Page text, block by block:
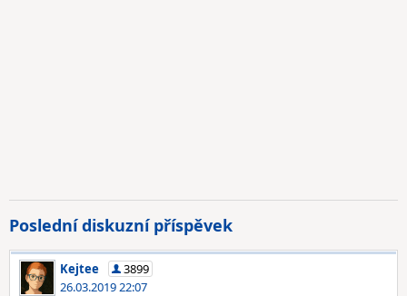
Poslední diskuzní příspěvek
Kejtee
3899
26.03.2019 22:07